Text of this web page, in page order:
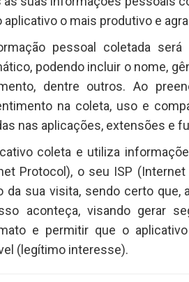
aplicativo o mais produtivo e
pessoal coletada
podendo incluir o nome,
dentre outros. Ao
na coleta, uso e
nas aplicações, extensões e
coleta e utiliza
Protocol), o seu ISP
da sua visita, sendo certo que,
aconteça, visando gerar
e permitir que o
(legítimo interesse).